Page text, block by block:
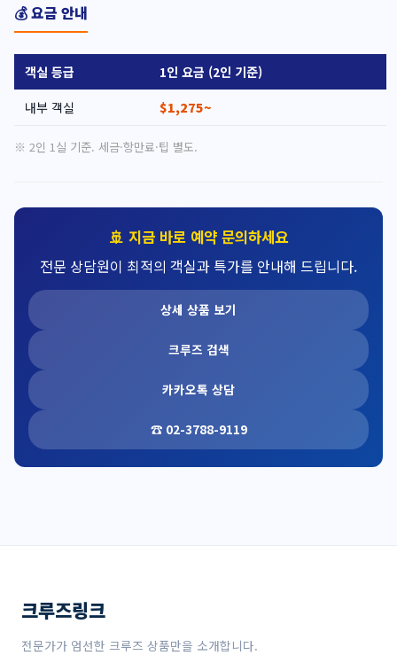
💰 요금 안내
객실 등급
1인 요금 (2인 기준)
내부 객실
$1,275~
※ 2인 1실 기준. 세금·항만료·팁 별도.
🚢 지금 바로 예약 문의하세요
전문 상담원이 최적의 객실과 특가를 안내해 드립니다.
상세 상품 보기
크루즈 검색
카카오톡 상담
☎ 02-3788-9119
크루즈링크
전문가가 엄선한 크루즈 상품만을 소개합니다.